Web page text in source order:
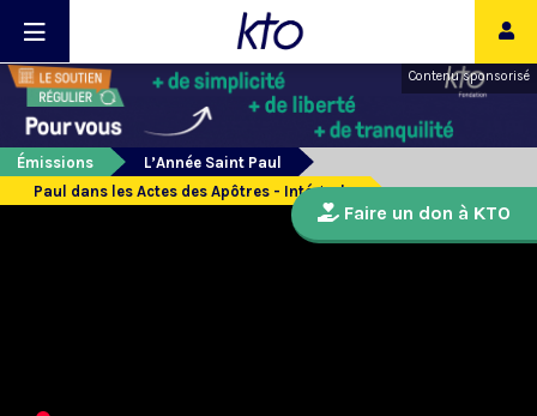
Contenu sponsorisé
Émissions
L’Année Saint Paul
Paul dans les Actes des Apôtres - Intégrale
Faire un don à KTO